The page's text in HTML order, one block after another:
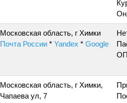
Московская область, г Химки
Почта России * Yandex * Google
Московская область, г Химки,
Чапаева ул, 7